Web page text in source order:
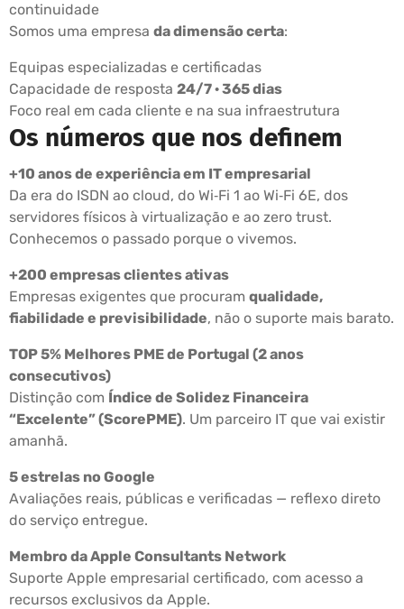
continuidade
Somos uma empresa da dimensão certa:
Equipas especializadas e certificadas
Capacidade de resposta 24/7 · 365 dias
Foco real em cada cliente e na sua infraestrutura
Os números que nos definem
+10 anos de experiência em IT empresarial
Da era do ISDN ao cloud, do Wi‑Fi 1 ao Wi‑Fi 6E, dos
servidores físicos à virtualização e ao zero trust.
Conhecemos o passado porque o vivemos.
+200 empresas clientes ativas
Empresas exigentes que procuram qualidade,
fiabilidade e previsibilidade, não o suporte mais barato.
TOP 5% Melhores PME de Portugal (2 anos
consecutivos)
Distinção com Índice de Solidez Financeira
“Excelente” (ScorePME). Um parceiro IT que vai existir
amanhã.
5 estrelas no Google
Avaliações reais, públicas e verificadas — reflexo direto
do serviço entregue.
Membro da Apple Consultants Network
Suporte Apple empresarial certificado, com acesso a
recursos exclusivos da Apple.